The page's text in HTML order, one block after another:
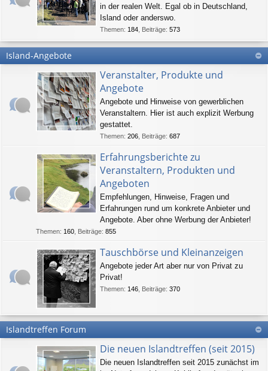
in der realen Welt. Egal ob in Deutschland,
Island oder anderswo.
Themen: 184 Beiträge: 573
Island-Angebote
Veranstalter, Produkte und
Angebote
Angebote und Hinweise von gewerblichen
Veranstaltern. Hier ist auch explizit Werbung
gestattet.
Themen: 206 Beiträge: 687
Erfahrungsberichte zu
Veranstaltern, Produkten und
Angeboten
Empfehlungen, Hinweise, Fragen und
Erfahrungen rund um konkrete Anbieter und
Angebote. Aber ohne Werbung der Anbieter!
Themen: 160 Beiträge: 855
Tauschbörse und Kleinanzeigen
Angebote jeder Art aber nur von Privat zu
Privat!
Themen: 146 Beiträge: 370
Islandtreffen Forum
Die neuen Islandtreffen (seit 2015)
Die neuen Islandtreffen seit 2015 zunächst im